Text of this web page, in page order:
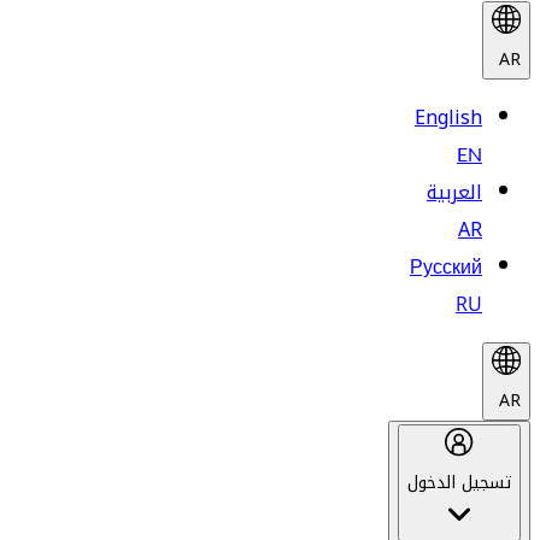
AR
English
EN
العربية
AR
Русский
RU
AR
تسجيل الدخول